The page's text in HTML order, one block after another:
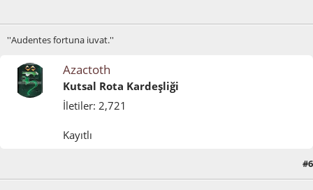
''Audentes fortuna iuvat.''
Azactoth
Kutsal Rota Kardeşliği
İletiler: 2,721
Kayıtlı
#6